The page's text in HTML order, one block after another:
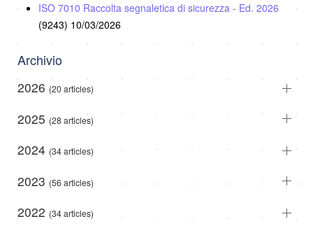
ISO 7010 Raccolta segnaletica di sicurezza - Ed. 2026
(9243) 10/03/2026
Archivio
2026 (20 articles)
2025 (28 articles)
2024 (34 articles)
2023 (56 articles)
2022 (34 articles)